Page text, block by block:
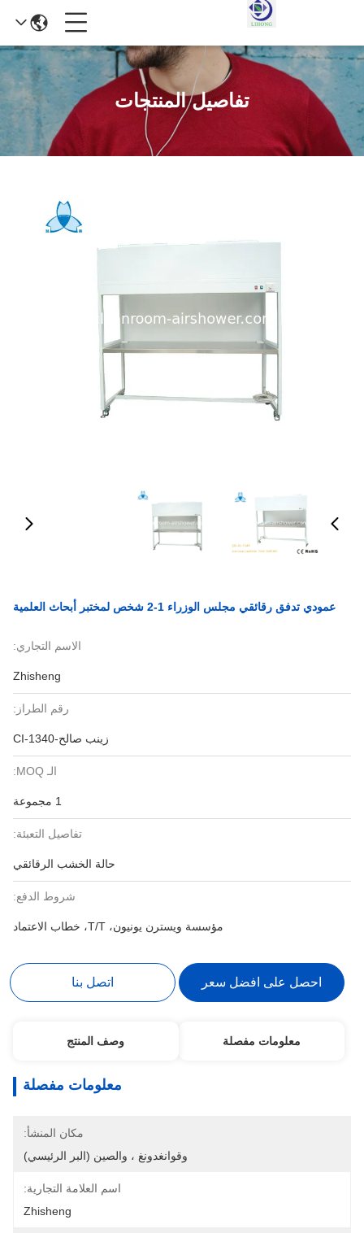
تفاصيل المنتجات
عمودي تدفق رقائقي مجلس الوزراء 1-2 شخص لمختبر أبحاث العلمية
الاسم التجاري:
Zhisheng
رقم الطراز:
زينب صالح-CI-1340
الـ MOQ:
1 مجموعة
تفاصيل التعبئة:
حالة الخشب الرقائقي
شروط الدفع:
مؤسسة ويسترن يونيون، T/T، خطاب الاعتماد
احصل على افضل سعر اتصل بنا
معلومات مفصلة وصف المنتج
معلومات مفصلة
مكان المنشأ:
وقوانغدونغ ، والصين (البر الرئيسي)
اسم العلامة التجارية:
Zhisheng